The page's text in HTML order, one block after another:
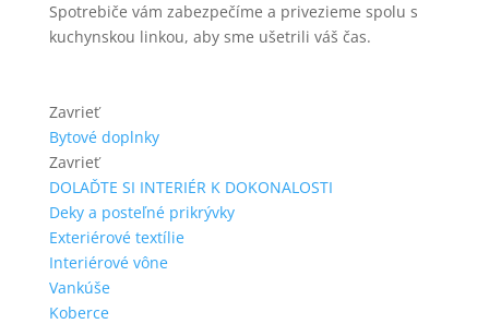
Spotrebiče vám zabezpečíme a privezieme spolu s
kuchynskou linkou, aby sme ušetrili váš čas.
Zavrieť
Bytové doplnky
Zavrieť
DOLAĎTE SI INTERIÉR K DOKONALOSTI
Deky a posteľné prikrývky
Exteriérové textílie
Interiérové vône
Vankúše
Koberce